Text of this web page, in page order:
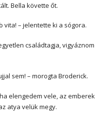
Bella követte őt.
vita! – jelentette ki a sógora.
családtagja, vigyáznom
sem! – morogta Broderick.
elengedem vele, az emberek
atya velük megy.